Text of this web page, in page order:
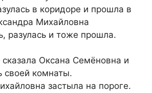
в коридоре и прошла в
Михайловна
разулась и тоже прошла.
Оксана Семёновна и
своей комнаты.
застыла на пороге.